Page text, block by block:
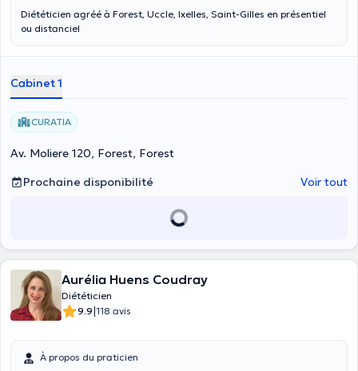
Diététicien agréé à Forest, Uccle, Ixelles, Saint-Gilles en présentiel
ou distanciel
Cabinet 1
CURATIA
Av. Moliere 120, Forest, Forest
Prochaine disponibilité
Voir tout
Aurélia Huens Coudray
Diététicien
9.9|118 avis
À propos du praticien